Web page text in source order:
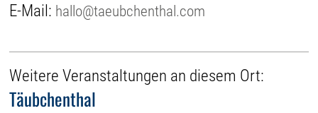
E-Mail: hallo@taeubchenthal.com
Weitere Veranstaltungen an diesem Ort:
Täubchenthal